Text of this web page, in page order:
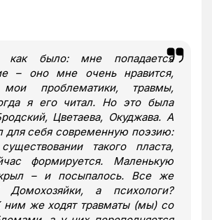
как было: мне попадается
– оно мне очень нравится,
мои проблематики, травмы,
я его читал. Но это была
Цветаева, Окуджава. А
для себя современную поэзию:
такого пласта,
формируется. Маленькую
– и посыпалось. Все же
а психологи?
ним же ходят травматы (мы) со